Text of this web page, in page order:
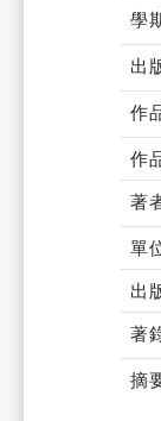
學
出
作
作
著
單
出
著
摘